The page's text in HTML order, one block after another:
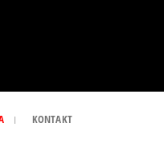
KONTAKT